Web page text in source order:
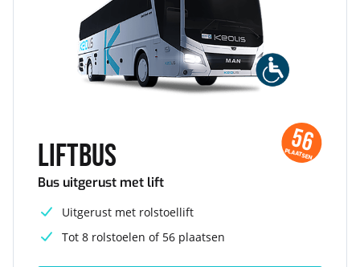
Liftbus
Bus uitgerust met lift
56
PLAATSEN
Uitgerust met rolstoellift
Tot 8 rolstoelen of 56 plaatsen